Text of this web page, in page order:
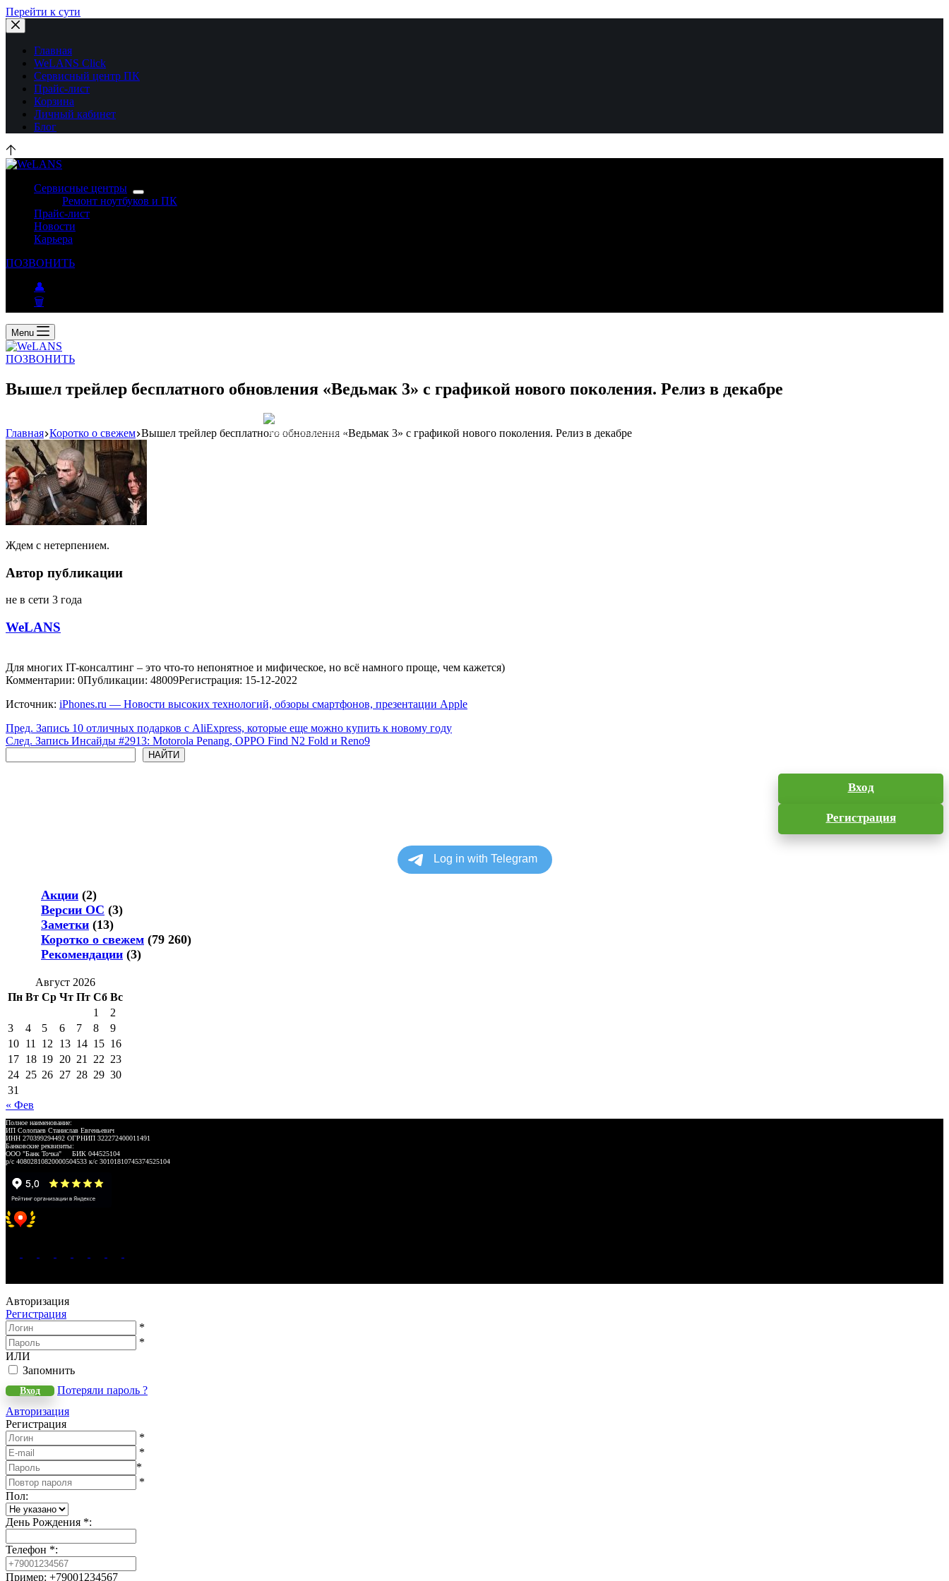
Перейти к сути
Главная
WeLANS Click
Сервисный центр ПК
Прайс-лист
Корзина
Личный кабинет
Блог
Сервисные центры
Ремонт ноутбуков и ПК
Прайс-лист
Новости
Карьера
ПОЗВОНИТЬ
👤
🗑
Menu
ПОЗВОНИТЬ
Вышел трейлер бесплатного обновления «Ведьмак 3» с графикой нового поколения. Релиз в декабре
Реклама: WeLANS облако
Главная Коротко о свежем Вышел трейлер бесплатного обновления «Ведьмак 3» с графикой нового поколения. Релиз в декабре
Ждем с нетерпением.
Автор публикации
не в сети 3 года
WeLANS
Для многих IT-консалтинг – это что-то непонятное и мифическое, но всё намного проще, чем кажется)
Комментарии: 0Публикации: 48009Регистрация: 15-12-2022
Источник: iPhones.ru — Новости высоких технологий, обзоры смартфонов, презентации Apple
Пред. Запись 10 отличных подарков с AliExpress, которые еще можно купить к новому году
След. Запись Инсайды #2913: Motorola Penang, OPPO Find N2 Fold и Reno9
НАЙТИ
Вход
Регистрация
Акции (2)
Версии ОС (3)
Заметки (13)
Коротко о свежем (79 260)
Рекомендации (3)
Август 2026
Пн Вт Ср Чт Пт Сб Вс
1
2
3
4 5 6 7 8
9
10 11 12 13 14 15 16
17 18 19 20 21 22 23
24 25 26 27 28 29 30
31
« Фев
Полное наименование:
ИП Солопаев Станислав Евгеньевич
ИНН 270399294492 ОГРНИП 322272400011491
Банковские реквизиты:
ООО "Банк Точка" БИК 044525104
р/с 40802810820000504533 к/с 30101810745374525104
Авторизация
Регистрация
*
*
ИЛИ
Запомнить
Вход
Потеряли пароль ?
Авторизация
Регистрация
*
*
*
*
Пол:
День Рождения *:
Телефон *:
Пример: +79001234567